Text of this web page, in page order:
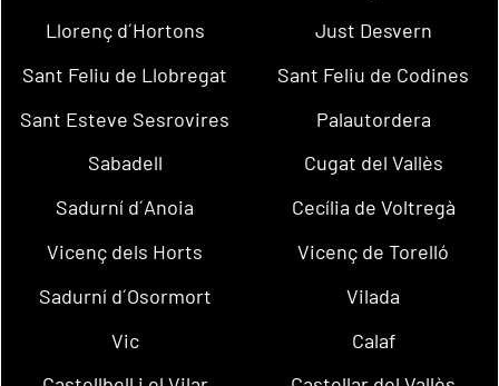
Llorenç d´Hortons
Just Desvern
Sant Feliu de Llobregat
Sant Feliu de Codines
Sant Esteve Sesrovires
Palautordera
Sabadell
Cugat del Vallès
Sadurní d´Anoia
Cecília de Voltregà
Vicenç dels Horts
Vicenç de Torelló
Sadurní d´Osormort
Vilada
Vic
Calaf